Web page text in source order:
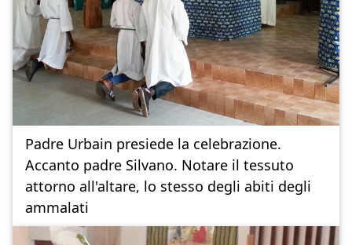
Padre Urbain presiede la celebrazione.
Accanto padre Silvano. Notare il tessuto
attorno all'altare, lo stesso degli abiti degli
ammalati